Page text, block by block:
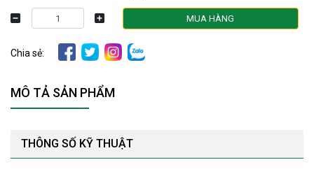
MUA HÀNG
Chia sẻ:
MÔ TẢ SẢN PHẨM
THÔNG SỐ KỸ THUẬT